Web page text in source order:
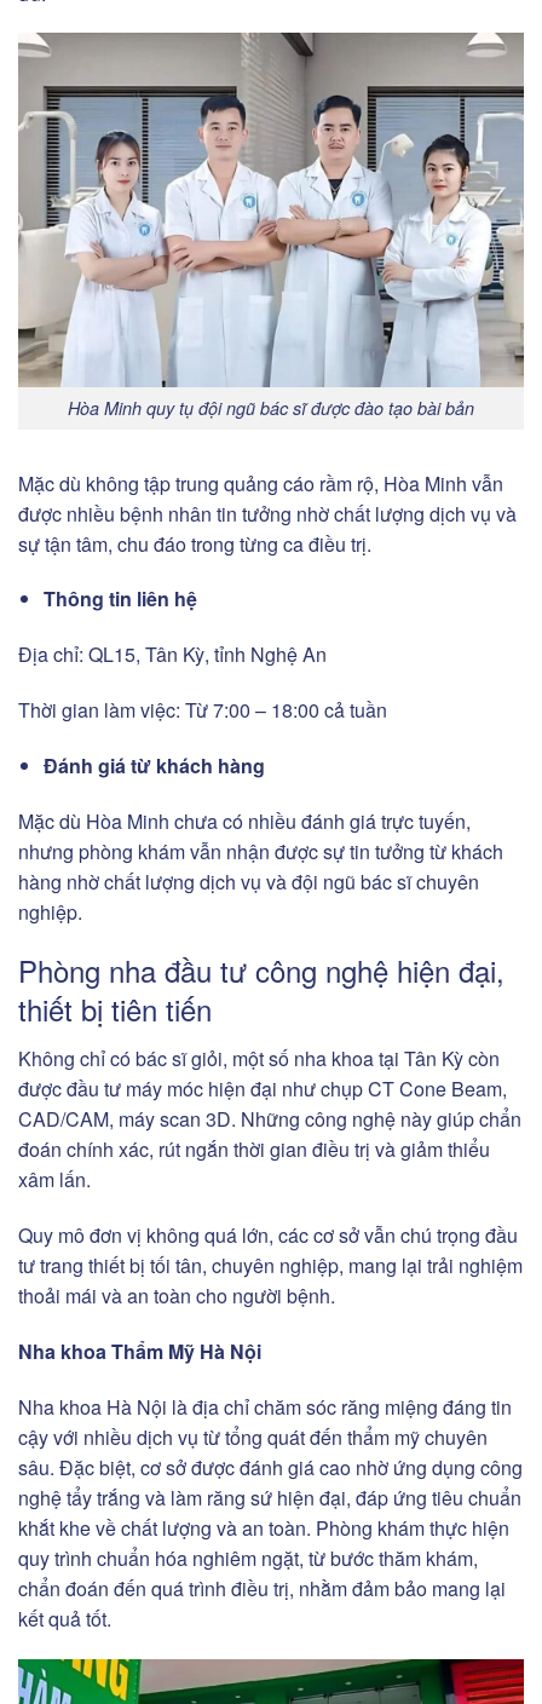
Hòa Minh quy tụ đội ngũ bác sĩ được đào tạo bài bản
Mặc dù không tập trung quảng cáo rầm rộ, Hòa Minh vẫn
được nhiều bệnh nhân tin tưởng nhờ chất lượng dịch vụ và
sự tận tâm, chu đáo trong từng ca điều trị.
Thông tin liên hệ
Địa chỉ: QL15, Tân Kỳ, tỉnh Nghệ An
Thời gian làm việc: Từ 7:00 – 18:00 cả tuần
Đánh giá từ khách hàng
Mặc dù Hòa Minh chưa có nhiều đánh giá trực tuyến,
nhưng phòng khám vẫn nhận được sự tin tưởng từ khách
hàng nhờ chất lượng dịch vụ và đội ngũ bác sĩ chuyên
nghiệp.
Phòng nha đầu tư công nghệ hiện đại,
thiết bị tiên tiến
Không chỉ có bác sĩ giỏi, một số nha khoa tại Tân Kỳ còn
được đầu tư máy móc hiện đại như chụp CT Cone Beam,
CAD/CAM, máy scan 3D. Những công nghệ này giúp chẩn
đoán chính xác, rút ngắn thời gian điều trị và giảm thiểu
xâm lấn.
Quy mô đơn vị không quá lớn, các cơ sở vẫn chú trọng đầu
tư trang thiết bị tối tân, chuyên nghiệp, mang lại trải nghiệm
thoải mái và an toàn cho người bệnh.
Nha khoa Thẩm Mỹ Hà Nội
Nha khoa Hà Nội là địa chỉ chăm sóc răng miệng đáng tin
cậy với nhiều dịch vụ từ tổng quát đến thẩm mỹ chuyên
sâu. Đặc biệt, cơ sở được đánh giá cao nhờ ứng dụng công
nghệ tẩy trắng và làm răng sứ hiện đại, đáp ứng tiêu chuẩn
khắt khe về chất lượng và an toàn. Phòng khám thực hiện
quy trình chuẩn hóa nghiêm ngặt, từ bước thăm khám,
chẩn đoán đến quá trình điều trị, nhằm đảm bảo mang lại
kết quả tốt.